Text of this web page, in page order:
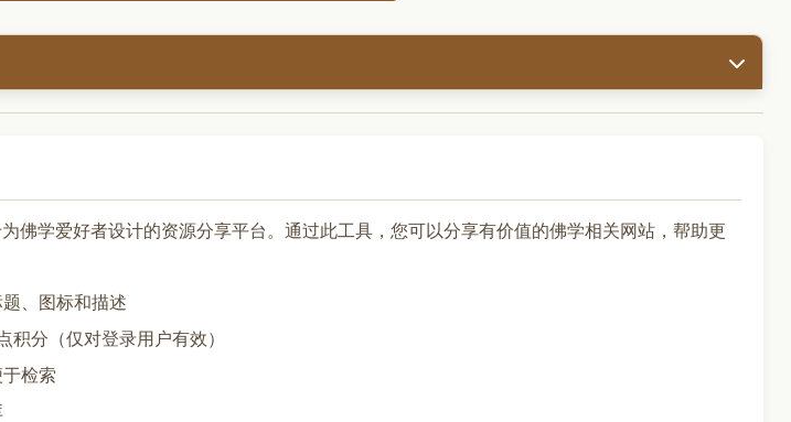
佛学爱好者设计的资源分享平台。通过此工具，您可以分享有价值的佛学相关网站，帮助更
、图标和描述
积分（仅对登录用户有效）
检索